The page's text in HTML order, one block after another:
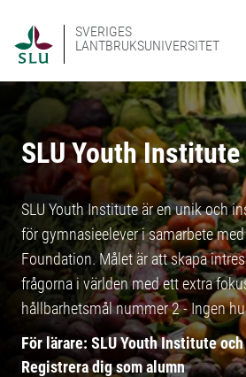
SVERIGES
LANTBRUKSUNIVERSITET
SLU Youth Institute
SLU Youth Institute är en unik och
för gymnasieelever i samarbete
Foundation. Målet är att skapa
frågorna i världen med ett extra
hållbarhetsmål nummer 2 - Ingen
För lärare: SLU Youth Institute
Registrera dig som alumn